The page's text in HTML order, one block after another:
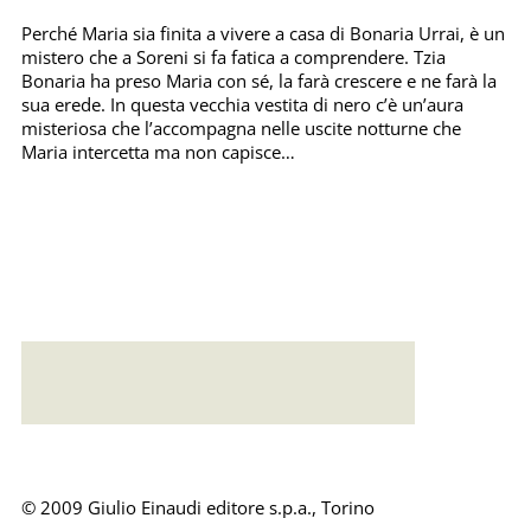
Perché Maria sia finita a vivere a casa di Bonaria Urrai, è un
mistero che a Soreni si fa fatica a comprendere. Tzia
Bonaria ha preso Maria con sé, la farà crescere e ne farà la
sua erede. In questa vecchia vestita di nero c’è un’aura
misteriosa che l’accompagna nelle uscite notturne che
Maria intercetta ma non capisce…
© 2009 Giulio Einaudi editore s.p.a., Torino